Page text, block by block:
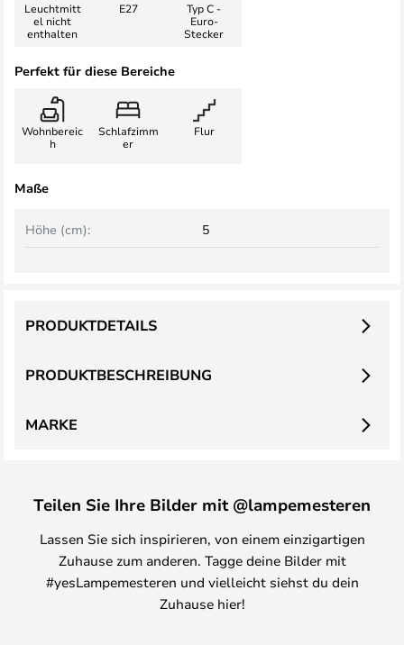
Leuchtmitt
el nicht
enthalten
E27
Typ C -
Euro-
Stecker
Perfekt für diese Bereiche
Wohnbereic
h
Schlafzimm
er
Flur
Maße
Höhe (cm): 5
PRODUKTBESCHREIBUNG
PRODUKTDETAILS
MARKE
Teilen Sie Ihre Bilder mit @lampemesteren
Lassen Sie sich inspirieren, von einem einzigartigen
Zuhause zum anderen. Tagge deine Bilder mit
#yesLampemesteren und vielleicht siehst du dein
Zuhause hier!